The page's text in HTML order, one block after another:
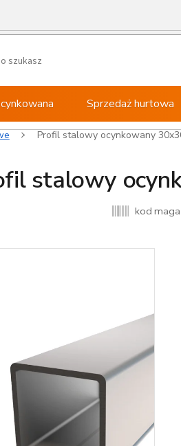
Sprzedaż hurtowa
Profil stalowy ocynkowany
stalowy
kod